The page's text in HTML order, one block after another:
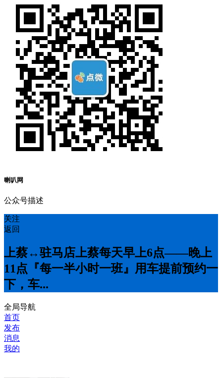
喇叭网
公众号描述
关注
返回
上蔡↔️驻马店上蔡每天早上6点——晚上
11点『每一半小时一班』用车提前预约一
下，车...
全局导航
首页
发布
消息
我的